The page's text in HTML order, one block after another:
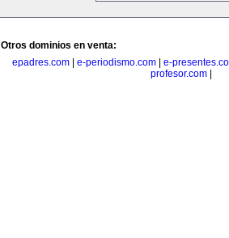
Otros dominios en venta:
epadres.com
e-periodismo.com
e-
profesor.com